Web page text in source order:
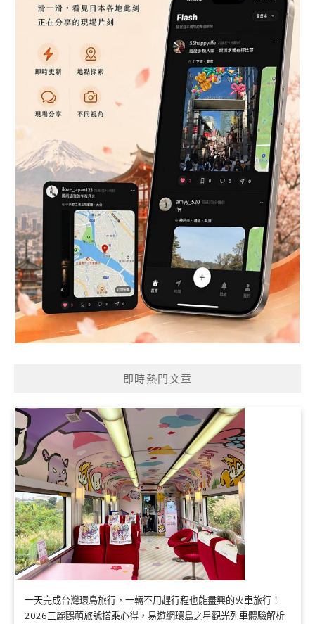
即時熱門文章
一天完成台灣環島旅行，一輛不用趕行程也能盡興的火車旅行！
2026三麗鷗萌旅號搭乘心得，易遊網環島之星觀光列車體驗解析